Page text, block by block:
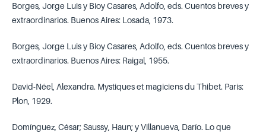
Borges, Jorge Luis y Bioy Casares, Adolfo, eds. Cuentos breves y
extraordinarios. Buenos Aires: Losada, 1973.
Borges, Jorge Luis y Bioy Casares, Adolfo, eds. Cuentos breves y
extraordinarios. Buenos Aires: Raigal, 1955.
David-Néel, Alexandra. Mystiques et magiciens du Thibet. París:
Plon, 1929.
Domínguez, César; Saussy, Haun; y Villanueva, Darío. Lo que